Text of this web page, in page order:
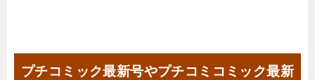
プチコミック最新号やプチコミコミック最新